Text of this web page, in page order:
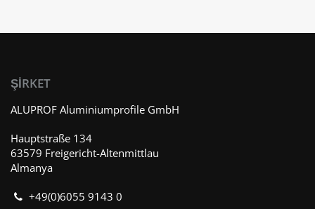
ŞIRKET
ALUPROF Aluminiumprofile GmbH
Hauptstraße 134
63579 Freigericht-Altenmittlau
Almanya
+49(0)6055 9143 0